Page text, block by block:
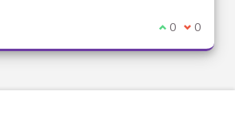
Je suis
0 Je ne
0